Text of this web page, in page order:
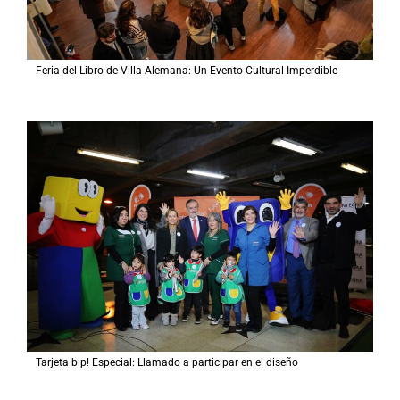
Feria del Libro de Villa Alemana: Un Evento Cultural Imperdible
Tarjeta bip! Especial: Llamado a participar en el diseño